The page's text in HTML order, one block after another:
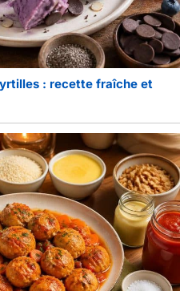
problèmes avec les
produits, n'hésitez pas à
nous contacter.
: recette fraîche et